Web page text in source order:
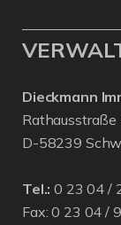
Dieckmann
Rathausstraße
D-58239
Tel.: 0 23 04 /
Fax: 0 23 04 /